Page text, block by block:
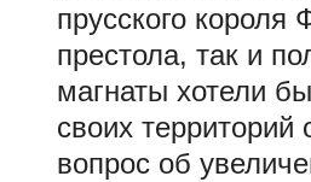
прусского короля
престола, так и
магнаты хотели
своих
вопрос об